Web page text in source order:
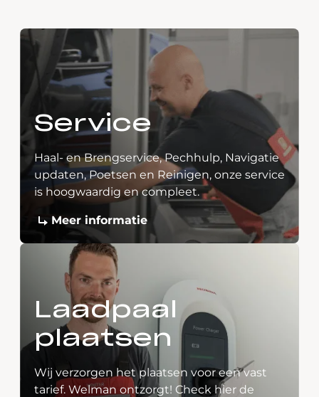
Service
Haal- en Brengservice, Pechhulp, Navigatie
updaten, Poetsen en Reinigen, onze service
is hoogwaardig en compleet.
Meer informatie
Laadpaal
plaatsen
Wij verzorgen het plaatsen voor een vast
tarief. Welman ontzorgt! Check hier de